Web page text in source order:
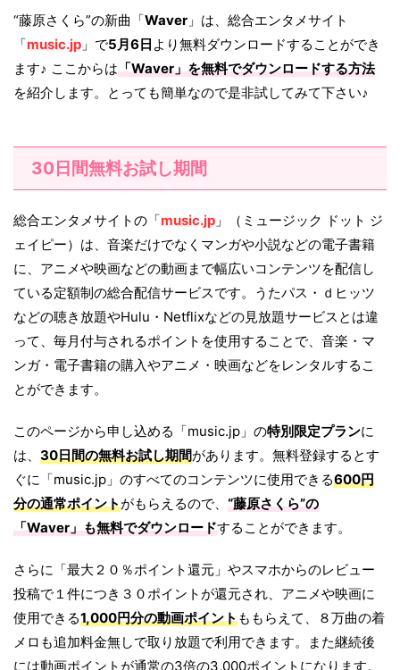
“藤原さくら”の新曲「Waver 」は、総合エンタメサイト
「music.jp 」で5月6日 より無料ダウンロードすることができ
ます♪ ここからは「Waver」を無料でダウンロードする方法
を紹介します。とっても簡単なので是非試してみて下さい♪
30日間無料お試し期間
総合エンタメサイトの「music.jp 」（ミュージック ドット ジ
ェイピー）は、音楽だけでなくマンガや小説などの電子書籍
に、アニメや映画などの動画まで幅広いコンテンツを配信し
ている定額制の総合配信サービスです。うたパス・ｄヒッツ
などの聴き放題やHulu・Netflixなどの見放題サービスとは違
って、毎月付与されるポイントを使用することで、音楽・マ
ンガ・電子書籍の購入やアニメ・映画などをレンタルするこ
とができます。
このページから申し込める「music.jp」の特別限定プランに
は、 30日間の無料お試し期間があります。無料登録するとす
ぐに「music.jp」のすべてのコンテンツに使用できる600円
分の通常ポイントがもらえるので、 “藤原さくら”の
「Waver」も無料でダウンロードすることができます。
さらに「最大２０％ポイント還元」やスマホからのレビュー
投稿で１件につき３０ポイントが還元され、アニメや映画に
使用できる1,000円分の動画ポイントももらえて、８万曲の着
メロも追加料金無しで取り放題で利用できます。また継続後
には動画ポイントが通常の3倍の3,000ポイントになります。